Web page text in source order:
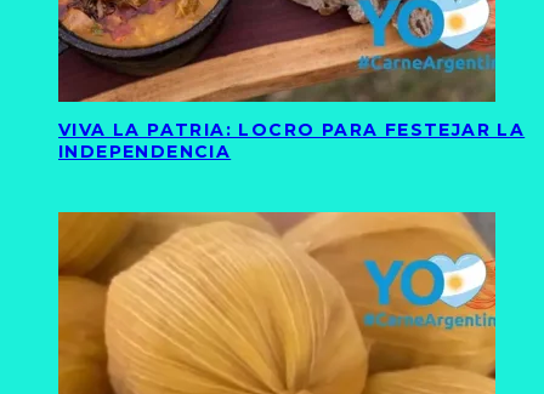
VIVA LA PATRIA: LOCRO PARA FESTEJAR LA
INDEPENDENCIA